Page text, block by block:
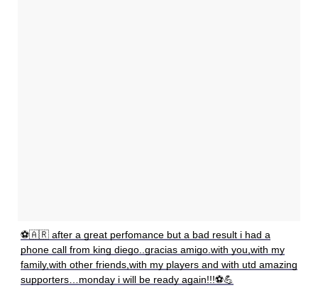
⚽️🇦🇷 after a great perfomance but a bad result i had a
phone call from king diego..gracias amigo.with you,with my
family,with other friends,with my players and with utd amazing
supporters…monday i will be ready again!!!⚽️💪